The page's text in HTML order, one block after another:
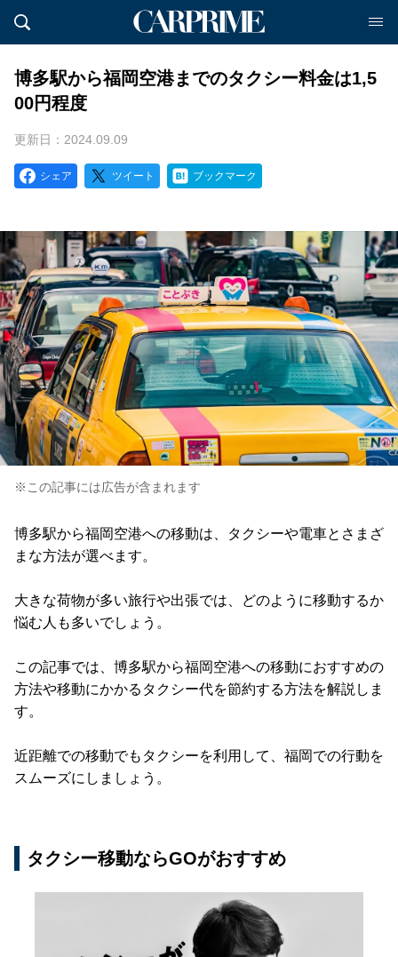
博多駅から福岡空港までのタクシー料金は1,5
00円程度
更新日：2024.09.09
シェア ツイート ブックマーク
※この記事には広告が含まれます
博多駅から福岡空港への移動は、タクシーや電車とさまざ
まな方法が選べます。
大きな荷物が多い旅行や出張では、どのように移動するか
悩む人も多いでしょう。
この記事では、博多駅から福岡空港への移動におすすめの
方法や移動にかかるタクシー代を節約する方法を解説しま
す。
近距離での移動でもタクシーを利用して、福岡での行動を
スムーズにしましょう。
タクシー移動ならGOがおすすめ